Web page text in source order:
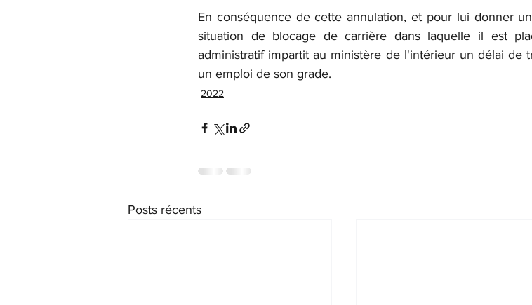
En conséquence de cette annulation, et pour lui donner
situation de blocage de carrière dans laquelle il est
administratif impartit au ministère de l'intérieur un délai de
un emploi de son grade.
2022
Posts récents